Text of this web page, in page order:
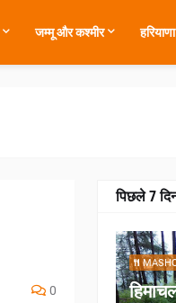
जम्मू और कश्मीर हरियाणा
0
पिछले 7